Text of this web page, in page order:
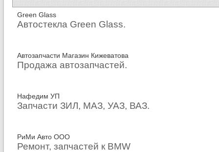
Green Glass
Автостекла Green Glass.
Автозапчасти Магазин Кижеватова
Продажа автозапчастей.
Нафедим УП
Запчасти ЗИЛ, МАЗ, УАЗ, ВАЗ.
РиМи Авто ООО
Ремонт, запчастей к BMW